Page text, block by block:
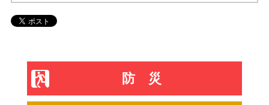
防災